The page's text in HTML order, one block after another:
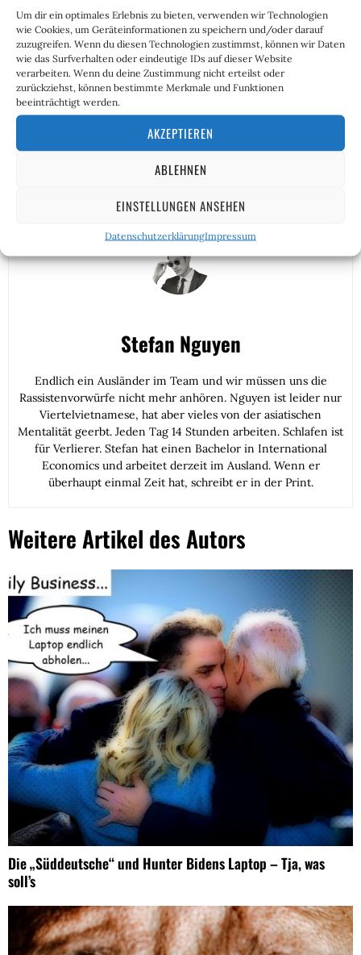
Um dir ein optimales Erlebnis zu bieten, verwenden wir Technologien
wie Cookies, um Geräteinformationen zu speichern und/oder darauf
zuzugreifen. Wenn du diesen Technologien zustimmst, können wir Daten
wie das Surfverhalten oder eindeutige IDs auf dieser Website
verarbeiten. Wenn du deine Zustimmung nicht erteilst oder
zurückziehst, können bestimmte Merkmale und Funktionen
beeinträchtigt werden.
AKZEPTIEREN
ABLEHNEN
EINSTELLUNGEN ANSEHEN
DatenschutzerklärungImpressum
als „rückständig“, als „unemanzipiert“ beschimpfen
lassen müssen.
Tolle Frauen brauchen keine Quote, weil sie ihre Würde
behalten haben. Wenn der ganze Laden hier irgendwann
mal auseinaderfliegen sollte, weil die 15 Millionen
Nettosteuerzahler den Steuerstreik ausrufen oder die
Bundesliga abgesagt wird, dann redet keine Sau mehr
über Quoten. Dann sieht jeder, wo er bleibt. Dann trägt
Stefan Nguyen
Endlich ein Ausländer im Team und wir müssen uns die
Rassistenvorwürfe nicht mehr anhören. Nguyen ist leider nur
Viertelvietnamese, hat aber vieles von der asiatischen
Mentalität geerbt. Jeden Tag 14 Stunden arbeiten. Schlafen ist
für Verlierer. Stefan hat einen Bachelor in International
Economics und arbeitet derzeit im Ausland. Wenn er
überhaupt einmal Zeit hat, schreibt er in der Print.
Weitere Artikel des Autors
Die „Süddeutsche“ und Hunter Bidens Laptop – Tja, was
soll’s